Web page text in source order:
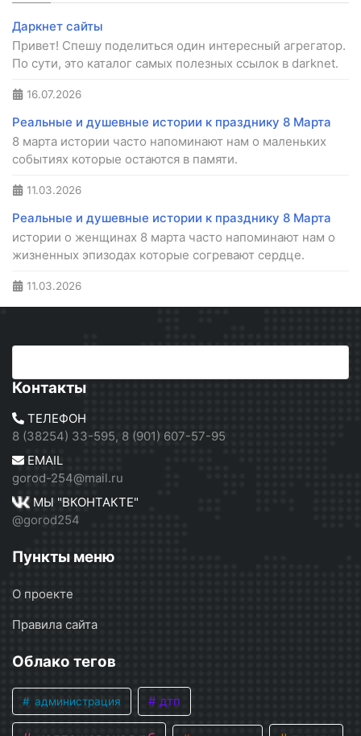
Даркнет сайты
Привет! Спешу поделиться один интересный агрегатор.
По сути, это каталог самых полезных ссылок в darknet.
16.07.2026
Реальные и душевные истории к празднику 8 Марта
8 марта истории часто напоминают нам о маленьких
событиях которые остаются в памяти.
11.03.2026
Реальные и душевные истории к празднику 8 Марта
истории о женщинах 8 марта часто напоминают нам о
жизненных эпизодах которые согревают сердце.
11.03.2026
Контакты
ТЕЛЕФОН
8 (38254) 33-595, 8 (901) 607-57-95
EMAIL
gorod-254@mail.ru
МЫ "ВКОНТАКТЕ"
@gorod254
Пункты меню
О проекте
Правила сайта
Облако тегов
администрация дтп